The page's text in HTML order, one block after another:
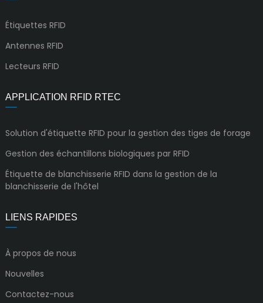
Étiquettes RFID
Antennes RFID
Lecteurs RFID
APPLICATION RFID RTEC
Solution d'étiquette RFID pour la gestion des tiges de forage
Gestion des échantillons biologiques par RFID
Étiquette de blanchisserie RFID dans la gestion de la
blanchisserie de l'hôtel
LIENS RAPIDES
À propos de nous
Nouvelles
Contactez-nous